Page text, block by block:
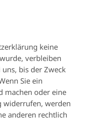
keine
verbleiben
bis der Zweck
Sie ein
machen oder eine
widerrufen, werden
anderen rechtlich